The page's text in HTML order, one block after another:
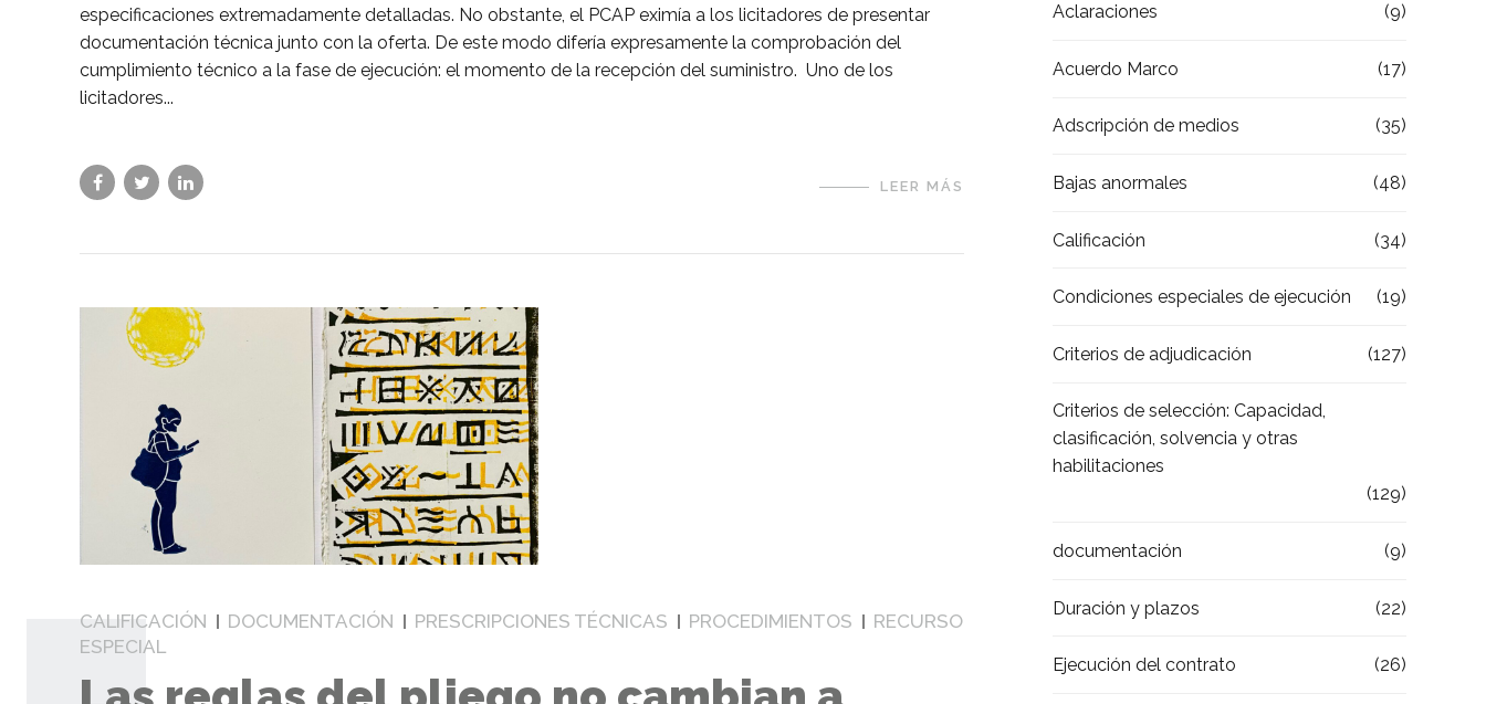
especificaciones extremadamente detalladas. No obstante, el PCAP eximía a los licitadores de presentar
documentación técnica junto con la oferta. De este modo difería expresamente la comprobación del
cumplimiento técnico a la fase de ejecución: el momento de la recepción del suministro. Uno de los
licitadores...
LEER MÁS
CALIFICACIÓN DOCUMENTACIÓN PRESCRIPCIONES TÉCNICAS PROCEDIMIENTOS
RECURSO
ESPECIAL
Aclaraciones (9)
Acuerdo Marco (17)
Adscripción de medios (35)
Bajas anormales (48)
Calificación (34)
Condiciones especiales de ejecución (19)
Criterios de adjudicación (127)
Criterios de selección: Capacidad,
clasificación, solvencia y otras
habilitaciones
(129)
documentación (9)
Duración y plazos (22)
Ejecución del contrato (26)